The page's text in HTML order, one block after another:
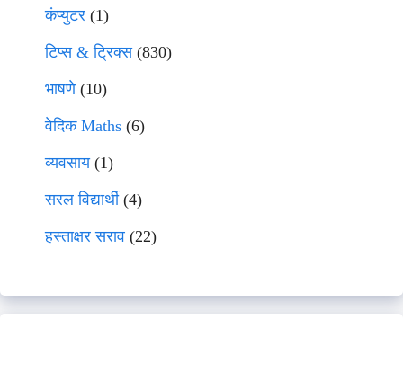
कंप्युटर (1)
टिप्स & ट्रिक्स(830)
भाषणे(10)
वेदिक Maths (6)
व्यवसाय(1)
सरल विद्यार्थी(4)
हस्ताक्षर सराव (22)